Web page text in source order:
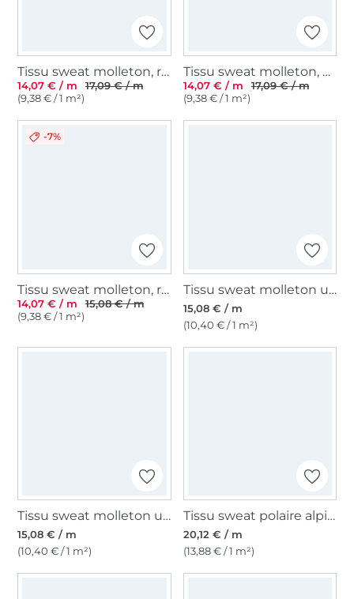
Tissu sweat molleton, rouge
14,07 € / m
17,09 € / m
(9,38 € / 1 m²)
Tissu sweat molleton, vert
14,07 € / m
17,09 € / m
(9,38 € / 1 m²)
-7%
Tissu sweat molleton, rose pâle
14,07 € / m
15,08 € / m
(9,38 € / 1 m²)
Tissu sweat molleton uni, bleu royal
15,08 € / m
(10,40 € / 1 m²)
Tissu sweat molleton uni, bleu clair
15,08 € / m
(10,40 € / 1 m²)
Tissu sweat polaire alpine universe, bleu marine
20,12 € / m
(13,88 € / 1 m²)